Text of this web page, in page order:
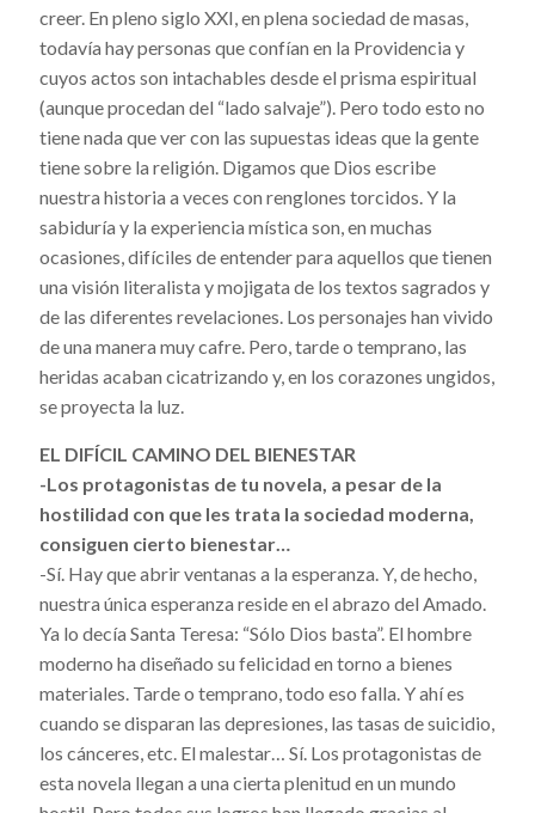
creer. En pleno siglo XXI, en plena sociedad de masas,
todavía hay personas que confían en la Providencia y
cuyos actos son intachables desde el prisma espiritual
(aunque procedan del “lado salvaje”). Pero todo esto no
tiene nada que ver con las supuestas ideas que la gente
tiene sobre la religión. Digamos que Dios escribe
nuestra historia a veces con renglones torcidos. Y la
sabiduría y la experiencia mística son, en muchas
ocasiones, difíciles de entender para aquellos que tienen
una visión literalista y mojigata de los textos sagrados y
de las diferentes revelaciones. Los personajes han vivido
de una manera muy cafre. Pero, tarde o temprano, las
heridas acaban cicatrizando y, en los corazones ungidos,
se proyecta la luz.
EL DIFÍCIL CAMINO DEL BIENESTAR
-Los protagonistas de tu novela, a pesar de la
hostilidad con que les trata la sociedad moderna,
consiguen cierto bienestar…
-Sí. Hay que abrir ventanas a la esperanza. Y, de hecho,
nuestra única esperanza reside en el abrazo del Amado.
Ya lo decía Santa Teresa: “Sólo Dios basta”. El hombre
moderno ha diseñado su felicidad en torno a bienes
materiales. Tarde o temprano, todo eso falla. Y ahí es
cuando se disparan las depresiones, las tasas de suicidio,
los cánceres, etc. El malestar… Sí. Los protagonistas de
esta novela llegan a una cierta plenitud en un mundo